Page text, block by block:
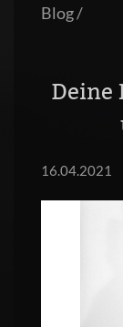
Blog/
Deine
16.04.2021